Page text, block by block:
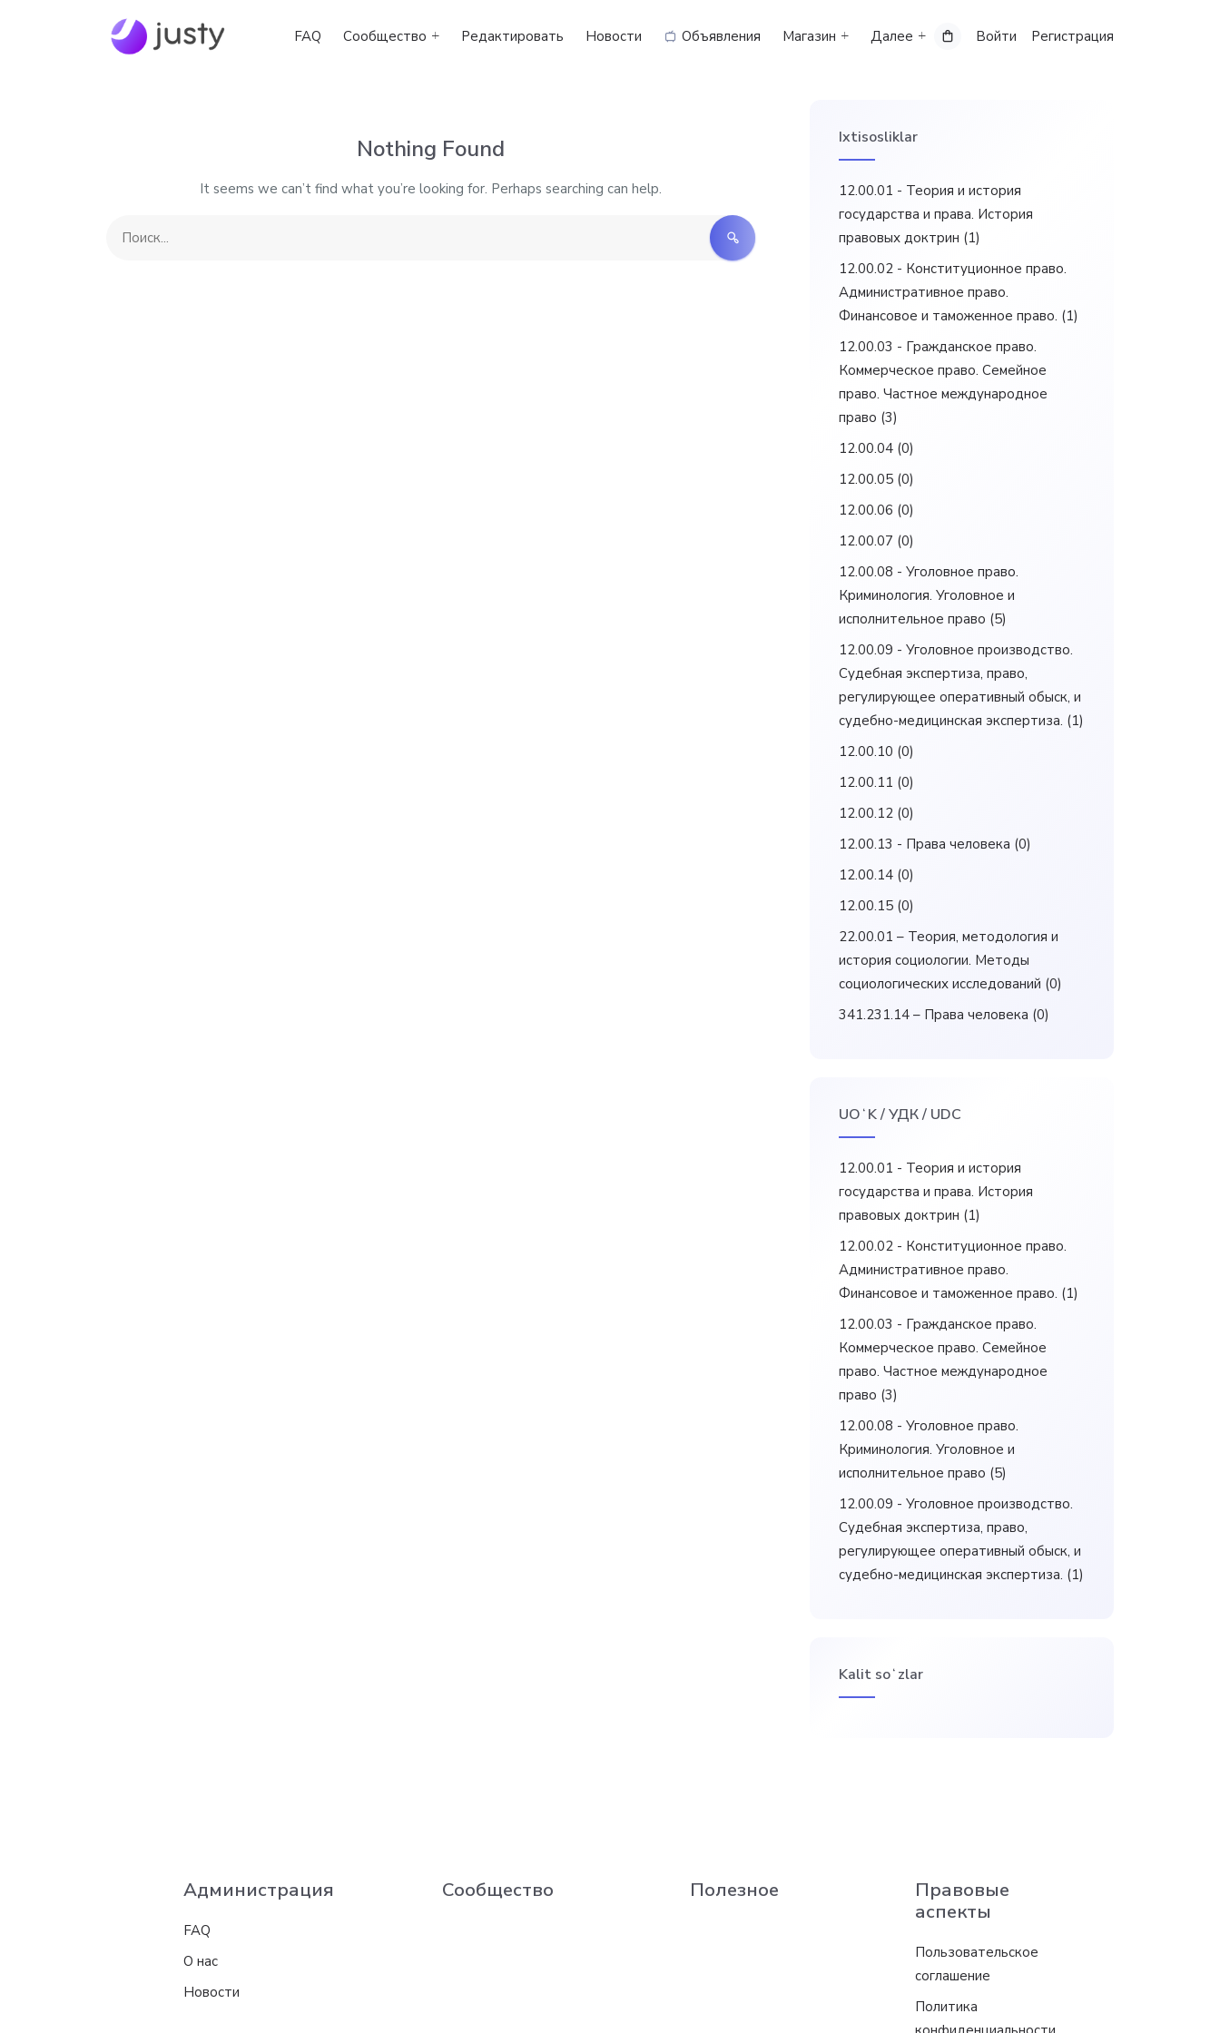
FAQ Сообщество Редактировать Новости Объявления Магазин Далее Войти Регистрация
Nothing Found
It seems we can’t find what you’re looking for. Perhaps searching can help.
Ixtisosliklar
12.00.01 - Теория и история
государства и права. История
правовых доктрин (1)
12.00.02 - Конституционное право.
Административное право.
Финансовое и таможенное право. (1)
12.00.03 - Гражданское право.
Коммерческое право. Семейное
право. Частное международное
право (3)
12.00.04 (0)
12.00.05 (0)
12.00.06 (0)
12.00.07 (0)
12.00.08 - Уголовное право.
Криминология. Уголовное и
исполнительное право (5)
12.00.09 - Уголовное производство.
Судебная экспертиза, право,
регулирующее оперативный обыск, и
судебно-медицинская экспертиза. (1)
12.00.10 (0)
12.00.11 (0)
12.00.12 (0)
12.00.13 - Права человека (0)
12.00.14 (0)
12.00.15 (0)
22.00.01 – Теория, методология и
история социологии. Методы
социологических исследований (0)
341.231.14 – Права человека (0)
UOʻK / УДК / UDC
12.00.01 - Теория и история
государства и права. История
правовых доктрин (1)
12.00.02 - Конституционное право.
Административное право.
Финансовое и таможенное право. (1)
12.00.03 - Гражданское право.
Коммерческое право. Семейное
право. Частное международное
право (3)
12.00.08 - Уголовное право.
Криминология. Уголовное и
исполнительное право (5)
12.00.09 - Уголовное производство.
Судебная экспертиза, право,
регулирующее оперативный обыск, и
судебно-медицинская экспертиза. (1)
Kalit soʻzlar
Администрация
FAQ
О нас
Новости
Сообщество Полезное
Правовые
аспекты
Пользовательское
соглашение
Политика